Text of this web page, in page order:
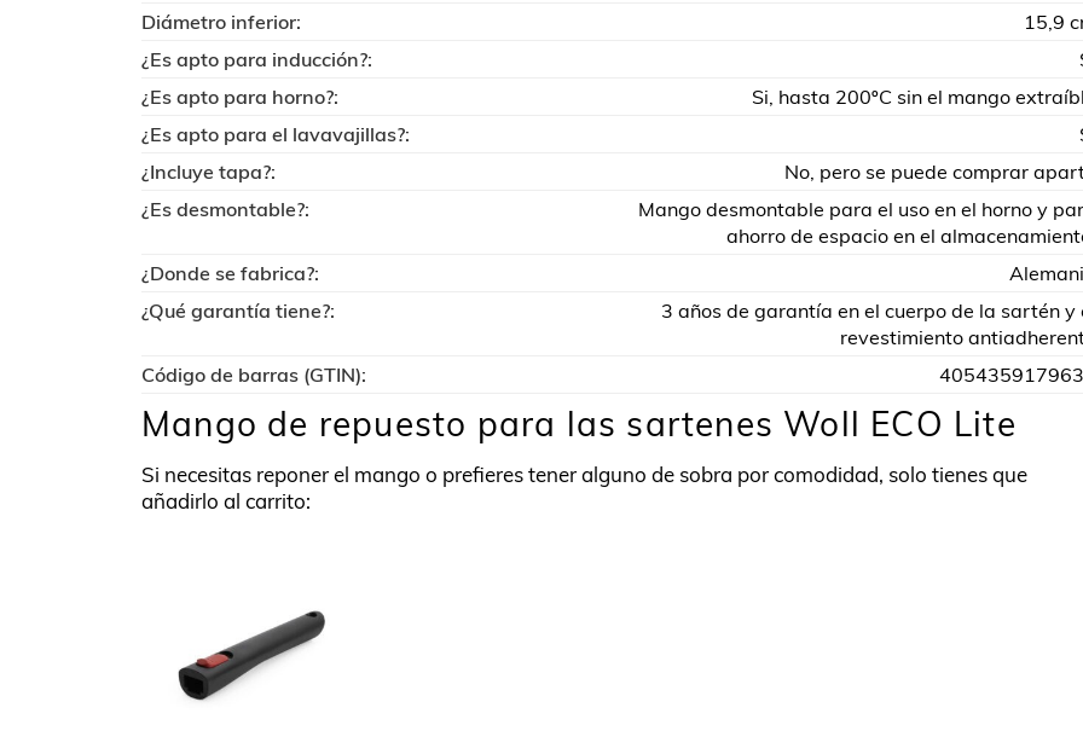
Diámetro inferior:
15,9
¿Es apto para inducción?:
¿Es apto para horno?:
Si, hasta 200ºC sin el mango
¿Es apto para el lavavajillas?:
¿Incluye tapa?:
No, pero se puede comprar
¿Es desmontable?:
Mango desmontable para el uso en el horno y
ahorro de espacio en el
¿Donde se fabrica?:
¿Qué garantía tiene?:
3 años de garantía en el cuerpo de la sartén y
revestimiento
Código de barras (GTIN):
Mango de repuesto para las sartenes Woll ECO Lite
Si necesitas reponer el mango o prefieres tener alguno de sobra por comodidad, solo tienes que
añadirlo al carrito: